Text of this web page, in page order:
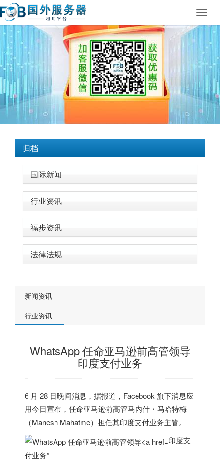
归档
国际新闻
行业资讯
福步资讯
法律法规
新闻资讯
行业资讯
WhatsApp 任命亚马逊前高管领导
印度支付业务
6 月 28 日晚间消息，据报道，Facebook 旗下消息应
用今日宣布，任命亚马逊前高管马内什・马哈特梅
（Manesh Mahatme）担任其印度支付业务主管。
印度支
付业务”